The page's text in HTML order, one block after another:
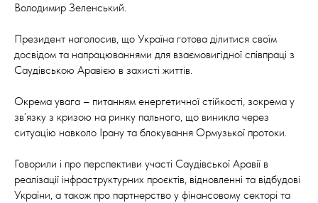
Володимир Зеленський.
Президент наголосив, що Україна готова ділитися своїм
досвідом та напрацюваннями для взаємовигідної співпраці з
Саудівською Аравією в захисті життів.
Окрема увага – питанням енергетичної стійкості, зокрема у
зв’язку з кризою на ринку пального, що виникла через
ситуацію навколо Ірану та блокування Ормузької протоки.
Говорили і про перспективи участі Саудівської Аравії в
реалізації інфраструктурних проєктів, відновленні та відбудові
України, а також про партнерство у фінансовому секторі та